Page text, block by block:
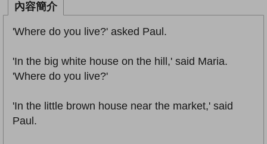
內容簡介
'Where do you live?' asked Paul.
'In the big white house on the hill,' said Maria.
'Where do you live?'
'In the little brown house near the market,' said
Paul.